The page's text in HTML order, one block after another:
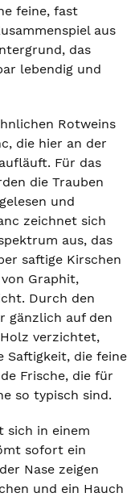
feine, fast
aus
das
lebendig und
Rotweins
die hier an der
Für das
die Trauben
und
zeichnet sich
aus, das
saftige Kirschen
Graphit,
Durch den
gänzlich auf den
verzichtet,
Saftigkeit, die feine
Frische, die für
so typisch sind.
sich in einem
sofort ein
Nase zeigen
und ein Hauch